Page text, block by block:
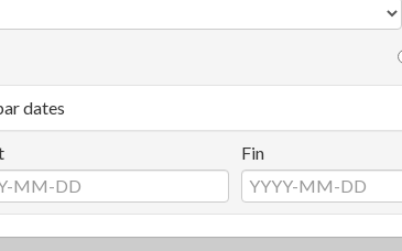
dates
Fin